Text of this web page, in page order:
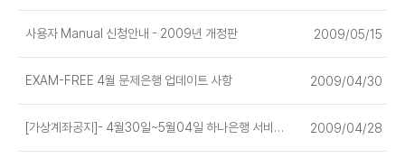
사용자 Manual 신청안내 - 2009년 개정판 2009/05/15
EXAM-FREE 4월 문제은행 업데이트 사항 2009/04/30
[가상계좌공지]- 4월30일~5월04일 하나은행 서비스중지 2009/04/28